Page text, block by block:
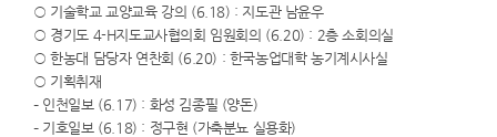
○ 기술학교 교양교육 강의 (6.18) : 지도관 남윤우
○ 경기도 4-H지도교사협의회 임원회의 (6.20) : 2층 소회의실
○ 한농대 담당자 연찬회 (6.20) : 한국농업대학 농기계시사실
○ 기획취재
– 인천일보 (6.17) : 화성 김종필 (양돈)
– 기호일보 (6.18) : 정구현 (가축분뇨 실용화)